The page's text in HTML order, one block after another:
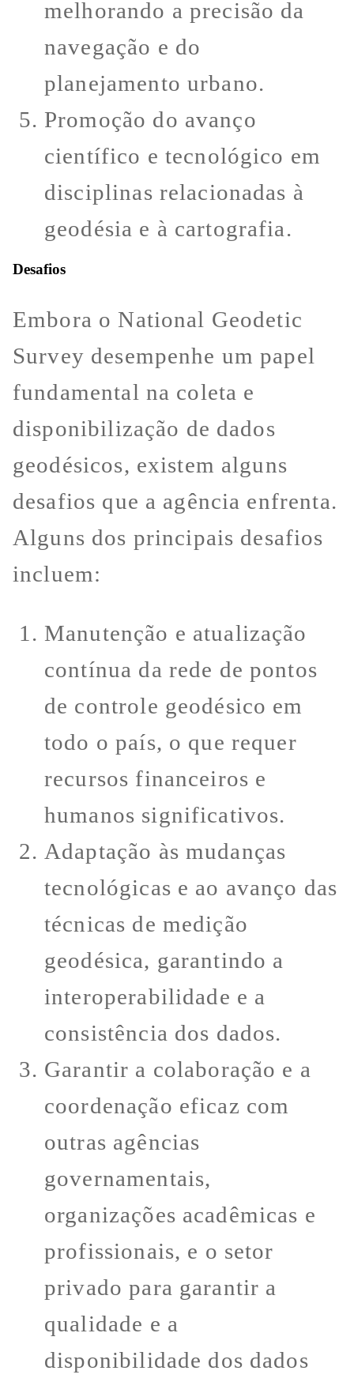
melhorando a precisão da
navegação e do
planejamento urbano.
Promoção do avanço
científico e tecnológico em
disciplinas relacionadas à
geodésia e à cartografia.
Desafios
Embora o National Geodetic
Survey desempenhe um papel
fundamental na coleta e
disponibilização de dados
geodésicos, existem alguns
desafios que a agência enfrenta.
Alguns dos principais desafios
incluem:
Manutenção e atualização
contínua da rede de pontos
de controle geodésico em
todo o país, o que requer
recursos financeiros e
humanos significativos.
Adaptação às mudanças
tecnológicas e ao avanço das
técnicas de medição
geodésica, garantindo a
interoperabilidade e a
consistência dos dados.
Garantir a colaboração e a
coordenação eficaz com
outras agências
governamentais,
organizações acadêmicas e
profissionais, e o setor
privado para garantir a
qualidade e a
disponibilidade dos dados